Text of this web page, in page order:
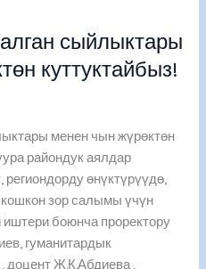
сыйлыктары
куттуктайбыз!
менен чын жүрөктөн
райондук аялдар
өнүктүрүүдө,
зор салымы үчүн
боюнча проректору
гуманитардык
, доцент Ж.К.Абдиева ,